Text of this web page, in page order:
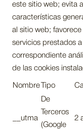
este sitio web; evita
características
al sitio web;
servicios prestados
correspondiente
de las cookies
Nombre Tipo
__utma
De
Terceros
(Google
2